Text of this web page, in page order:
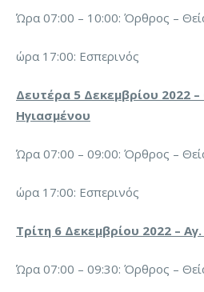
Ώρα 07:00 – 10:00: Όρθρος –
ώρα 17:00: Εσπερινός
Δευτέρα 5 Δεκεμβρίου 2022
Hγιασμένου
Ώρα 07:00 – 09:00: Όρθρος –
ώρα 17:00: Εσπερινός
Τρίτη 6 Δεκεμβρίου 2022 –
Ώρα 07:00 – 09:30: Όρθρος –